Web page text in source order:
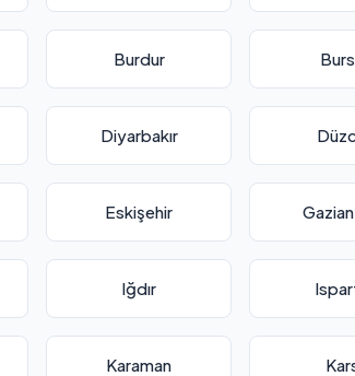
Burdur
Diyarbakır
Eskişehir
Iğdır
Karaman